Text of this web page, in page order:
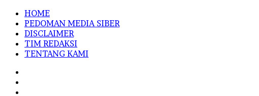
HOME
PEDOMAN MEDIA SIBER
DISCLAIMER
TIM REDAKSI
TENTANG KAMI